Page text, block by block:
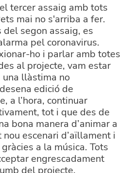
tercer assaig amb tots
mai no s'arriba a fer.
segon assaig, es
pel coronavirus.
ho i parlar amb totes
al projecte, vam estar
una llàstima no
edició de
a l’hora, continuar
tot i que des de
bona manera d’animar a
escenari d’aïllament i
a la música. Tots
engrescadament
del projecte.